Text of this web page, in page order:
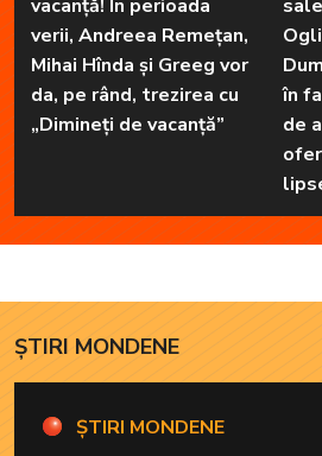
vacanță! În perioada
verii, Andreea Remețan,
Mihai Hînda și Greeg vor
da, pe rând, trezirea cu
„Dimineți de vacanță”
în
de
ȘTIRI MONDENE
ȘTIRI MONDENE